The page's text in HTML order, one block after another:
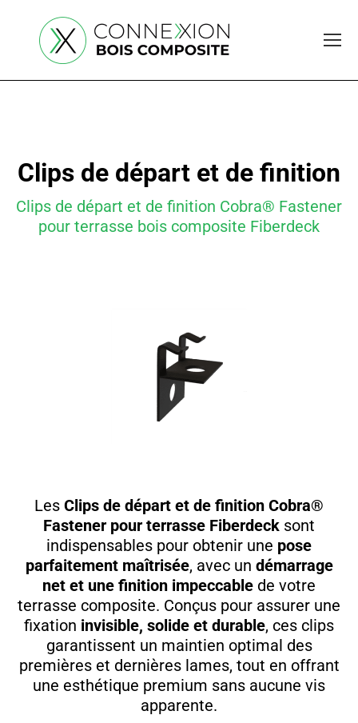
Clips de départ et de finition
Clips de départ et de finition Cobra® Fastener
pour terrasse bois composite Fiberdeck
Les Clips de départ et de finition Cobra®
Fastener pour terrasse Fiberdeck sont
indispensables pour obtenir une pose
parfaitement maîtrisée, avec un démarrage
net et une finition impeccable de votre
terrasse composite. Conçus pour assurer une
fixation invisible, solide et durable, ces clips
garantissent un maintien optimal des
premières et dernières lames, tout en offrant
une esthétique premium sans aucune vis
apparente.